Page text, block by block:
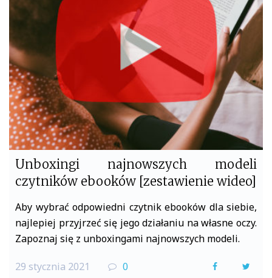
o
o
k
e
Unboxingi najnowszych modeli
czytników ebooków [zestawienie wideo]
Aby wybrać odpowiedni czytnik ebooków dla siebie,
najlepiej przyjrzeć się jego działaniu na własne oczy.
Zapoznaj się z unboxingami najnowszych modeli.
29 stycznia 2021 0
F